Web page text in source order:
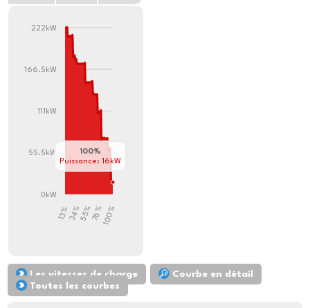
0kW
55.5kW
111kW
166.5kW
222kW
100%
76%
55%
34%
13%
100%
Puissance: 16kW
Les vitesses de charge
Courbe en détail
Toutes les courbes